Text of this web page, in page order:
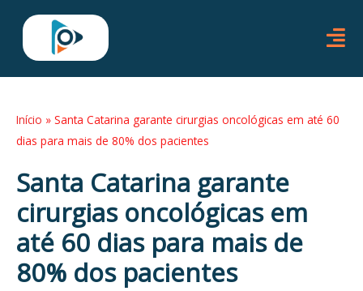
para
conteúdo
Início » Santa Catarina garante cirurgias oncológicas em até 60
dias para mais de 80% dos pacientes
Santa Catarina garante
cirurgias oncológicas em
até 60 dias para mais de
80% dos pacientes